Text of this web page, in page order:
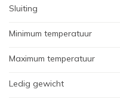
Sluiting
Minimum temperatuur
Maximum temperatuur
Ledig gewicht